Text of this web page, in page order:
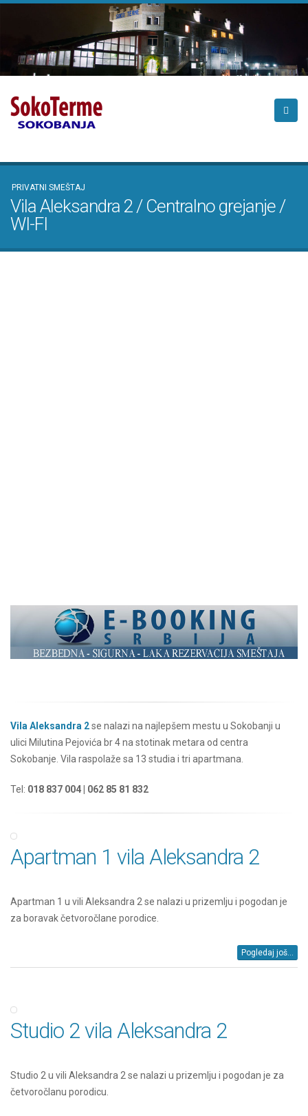
PRIVATNI SMEŠTAJ
Vila Aleksandra 2 / Centralno grejanje /
WI-FI
Vila Aleksandra 2se nalazi na najlepšem mestu u Sokobanji u
ulici Milutina Pejovića br 4 na stotinak metara od centra
Sokobanje. Vila raspolaže sa 13 studia i tri apartmana.
Tel: 018 837 004 | 062 85 81 832
Apartman 1 vila Aleksandra 2
Apartman 1 u vili Aleksandra 2 se nalazi u prizemlju i pogodan je
za boravak četvoročlane porodice.
Pogledaj još...
Studio 2 vila Aleksandra 2
Studio 2 u vili Aleksandra 2 se nalazi u prizemlju i pogodan je za
četvoročlanu porodicu.